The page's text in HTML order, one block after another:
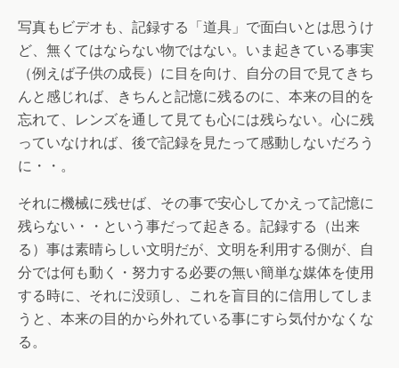
写真もビデオも、記録する「道具」で面白いとは思うけ
ど、無くてはならない物ではない。いま起きている事実
（例えば子供の成長）に目を向け、自分の目で見てきち
んと感じれば、きちんと記憶に残るのに、本来の目的を
忘れて、レンズを通して見ても心には残らない。心に残
っていなければ、後で記録を見たって感動しないだろう
に・・。
それに機械に残せば、その事で安心してかえって記憶に
残らない・・という事だって起きる。記録する（出来
る）事は素晴らしい文明だが、文明を利用する側が、自
分では何も動く・努力する必要の無い簡単な媒体を使用
する時に、それに没頭し、これを盲目的に信用してしま
うと、本来の目的から外れている事にすら気付かなくな
る。